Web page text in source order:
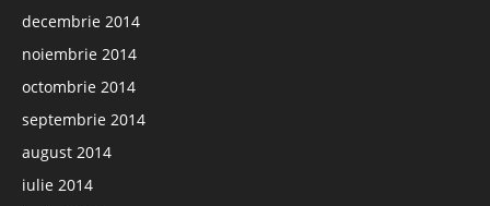
decembrie 2014
noiembrie 2014
octombrie 2014
septembrie 2014
august 2014
iulie 2014